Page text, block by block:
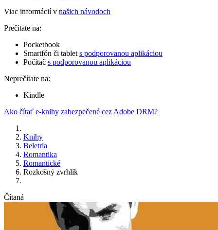
Viac informácií v našich návodoch
Prečítate na:
Pocketbook
Smartfón či tablet s podporovanou aplikáciou
Počítač s podporovanou aplikáciou
Neprečítate na:
Kindle
Ako čítať e-knihy zabezpečené cez Adobe DRM?
Knihy
Beletria
Romantika
Romantické
Rozkošný zvrhlík
Čítaná